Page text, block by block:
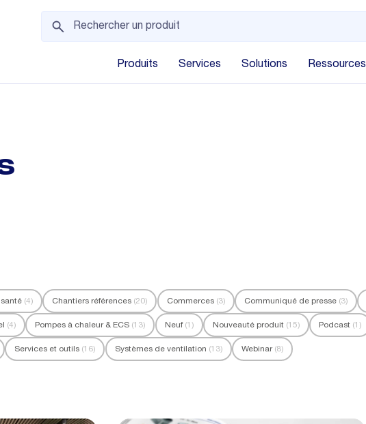
Produits Services Solutions Ressources
(4) Chantiers références (20) Commerces (3) Communiqué de presse (3)
(4) Pompes à chaleur & ECS (13) Neuf (1) Nouveauté produit (15) Podcast (1)
Services et outils (16) Systèmes de ventilation (13) Webinar (8)